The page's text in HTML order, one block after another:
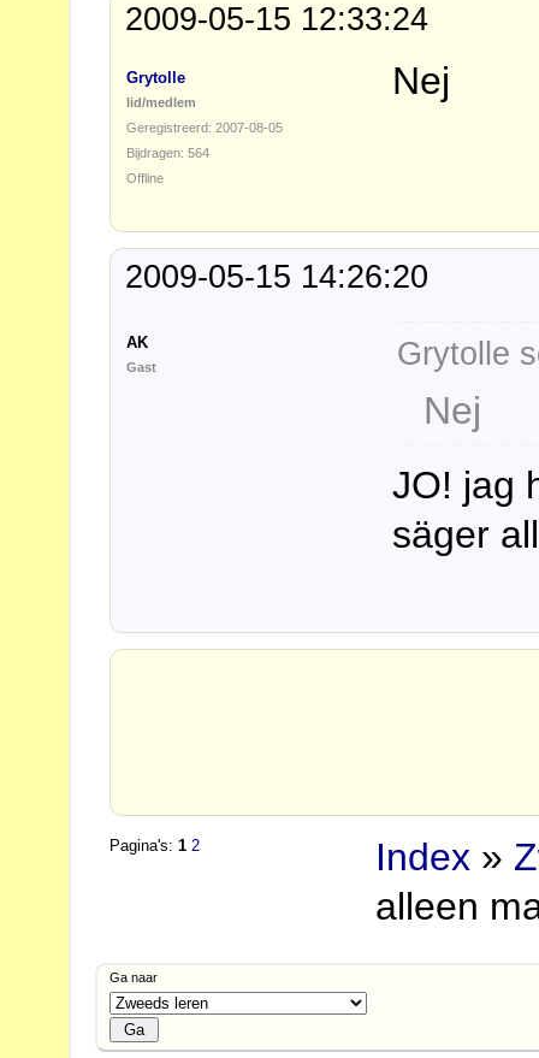
2009-05-15 12:33:24
Grytolle
lid/medlem
Geregistreerd: 2007-08-05
Bijdragen: 564
Nej
Offline
2009-05-15 14:26:20
AK
Gast Grytolle
Nej
JO! jag
säger
Pagina's:1 2 Index »
alleen
Ga naar